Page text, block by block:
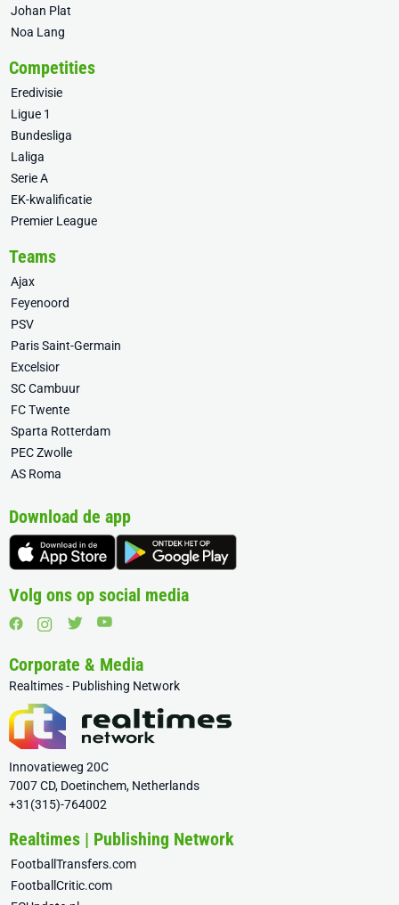
Johan Plat
Noa Lang
Competities
Eredivisie
Ligue 1
Bundesliga
Laliga
Serie A
EK-kwalificatie
Premier League
Teams
Ajax
Feyenoord
PSV
Paris Saint-Germain
Excelsior
SC Cambuur
FC Twente
Sparta Rotterdam
PEC Zwolle
AS Roma
Download de app
Volg ons op social media
Corporate & Media
Realtimes - Publishing Network
Innovatieweg 20C
7007 CD, Doetinchem, Netherlands
+31(315)-764002
Realtimes | Publishing Network
FootballTransfers.com
FootballCritic.com